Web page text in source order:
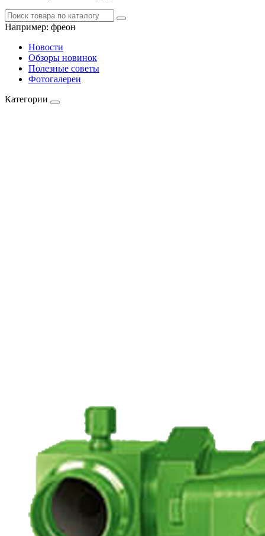
Например: фреон
Новости
Обзоры новинок
Полезные советы
Фотогалереи
Категории